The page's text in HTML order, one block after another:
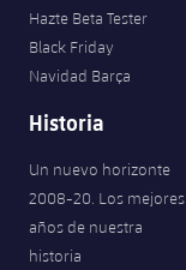
Hazte Beta Tester
Black Friday
Navidad Barça
Historia
Un nuevo horizonte
2008-20. Los mejores
años de nuestra
historia